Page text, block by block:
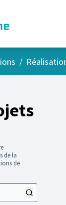
/
de la
de